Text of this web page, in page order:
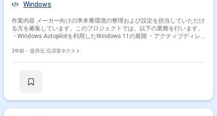
Windows
作業内容 メーカー向けの準本番環境の整理および設定を担当していただけ
る方を募集しています。このプロジェクトでは、以下の業務を行います。
・Windows Autopilotを利用したWindows 11の展開 ・アクティブディレ
2年前・ 提供元: 広済堂ネクスト